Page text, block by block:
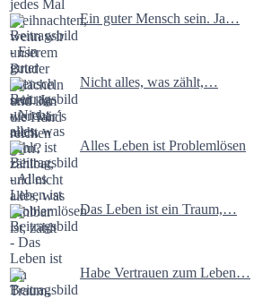
Ein guter Mensch sein. Ja…
Nicht alles, was zählt,…
Alles Leben ist Problemlösen
Das Leben ist ein Traum,…
Habe Vertrauen zum Leben…